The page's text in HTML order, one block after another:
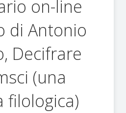
on-line
di Antonio
Decifrare
(una
filologica)